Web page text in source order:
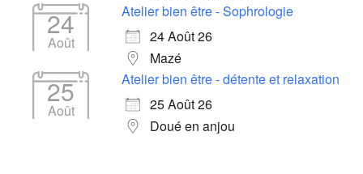
24
Août
Atelier bien être - Sophrologie
24 Août 26
Mazé
25
Août
Atelier bien être - détente et relaxation
25 Août 26
Doué en anjou